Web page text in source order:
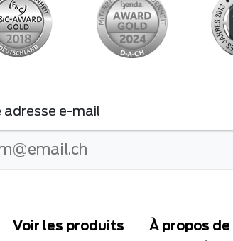
adresse e-mail
Voir les produits
À propos de